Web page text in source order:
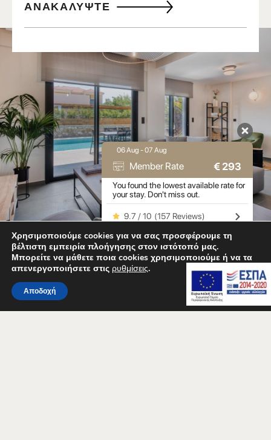
για να βελτιώσει τη διαμονή σας και να
εξασφαλίσει μια αναβαθμισμένη εμπειρία
ΑΝΑΚΑΛΎΨΤΕ
Χρησιμοποιούμε cookies για να σας προσφέρουμε τη
βέλτιστη εμπειρία πλοήγησης στον ιστότοπό μας.
Μπορείτε να μάθετε ποια cookies χρησιμοποιούμε ή να τα
απενεργοποιήσετε στις ρυθμίσεις.
Αποδοχή
06 Aug - 07 Aug
Member Rate € 293
You found the lowest available rate for
your stay. Don't miss out.
9.7 / 10 (157 Reviews)
Powered by